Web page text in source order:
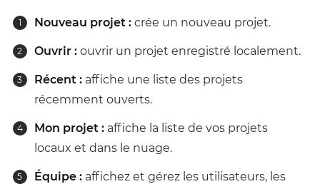
Nouveau projet :crée un nouveau projet.
Ouvrir :ouvrir un projet enregistré localement.
Récent :affiche une liste des projets
récemment ouverts.
Mon projet :affiche la liste de vos projets
locaux et dans le nuage.
Équipe :affichez et gérez les utilisateurs, les